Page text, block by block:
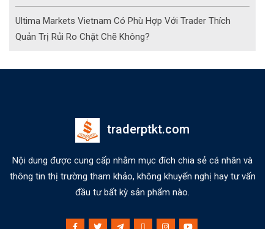
Ultima Markets Vietnam Có Phù Hợp Với Trader Thích
Quản Trị Rủi Ro Chặt Chẽ Không?
traderptkt.com
Nội dung được cung cấp nhằm mục đích chia sẻ cá nhân và
thông tin thị trường tham khảo, không khuyến nghị hay tư vấn
đầu tư bất kỳ sản phẩm nào.